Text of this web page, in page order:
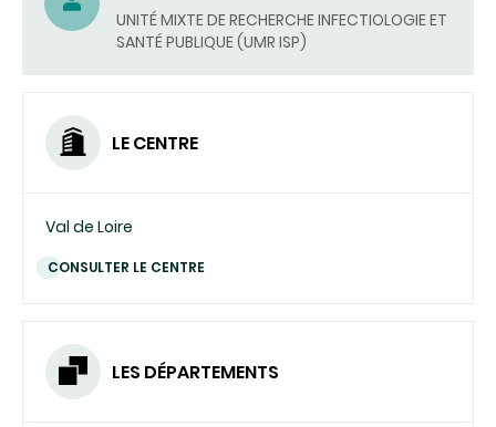
UNITÉ MIXTE DE RECHERCHE INFECTIOLOGIE ET
SANTÉ PUBLIQUE (UMR ISP)
LE CENTRE
Val de Loire
CONSULTER LE CENTRE
LES DÉPARTEMENTS